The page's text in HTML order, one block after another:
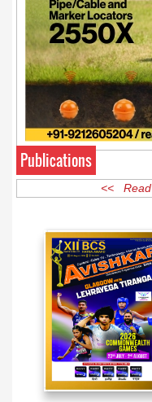
Publications
<< Read